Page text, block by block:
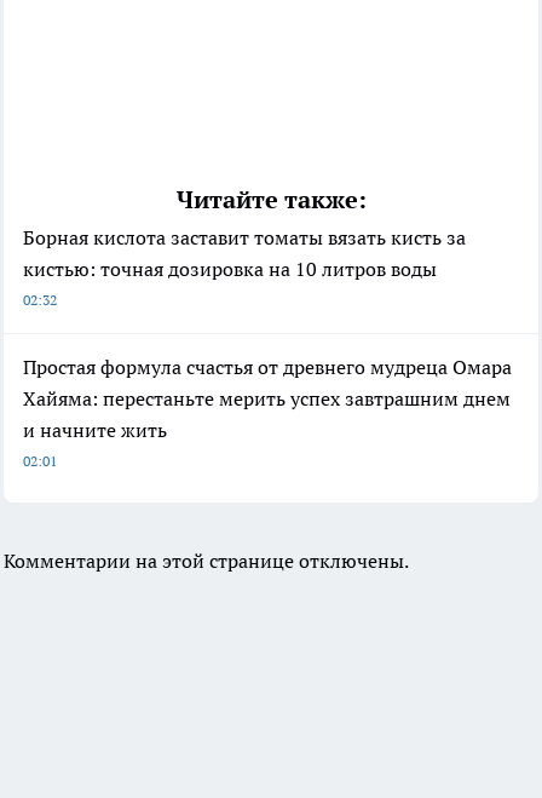
Читайте также:
Борная кислота заставит томаты вязать кисть за
кистью: точная дозировка на 10 литров воды
02:32
Простая формула счастья от древнего мудреца Омара
Хайяма: перестаньте мерить успех завтрашним днем
и начните жить
02:01
Комментарии на этой странице отключены.